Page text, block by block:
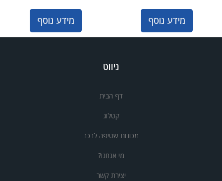
מידע נוסף מידע נוסף
ניווט
דף הבית
קטלוג
מכונות שטיפה לרכב
מי אנחנו?
יצירת קשר